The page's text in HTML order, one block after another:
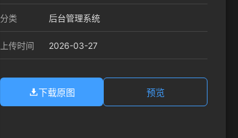
分类 后台管理系统
上传时间 2026-03-27
下载原图 预览